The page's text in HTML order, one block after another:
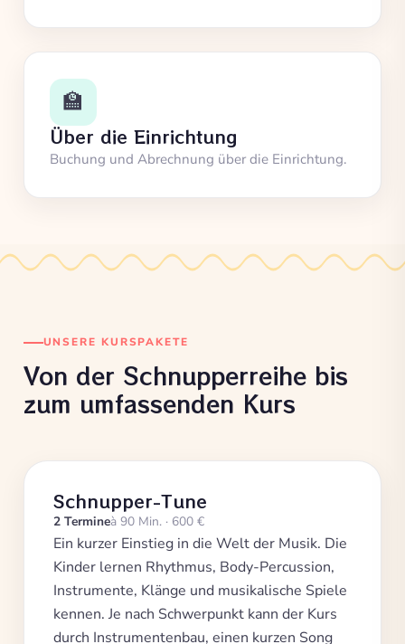
🏫
Über die Einrichtung
Buchung und Abrechnung über die Einrichtung.
UNSERE KURSPAKETE
Von der Schnupperreihe bis
zum umfassenden Kurs
Schnupper-Tune
2 Termineà 90 Min. · 600 €
Ein kurzer Einstieg in die Welt der Musik. Die
Kinder lernen Rhythmus, Body-Percussion,
Instrumente, Klänge und musikalische Spiele
kennen. Je nach Schwerpunkt kann der Kurs
durch Instrumentenbau, einen kurzen Song